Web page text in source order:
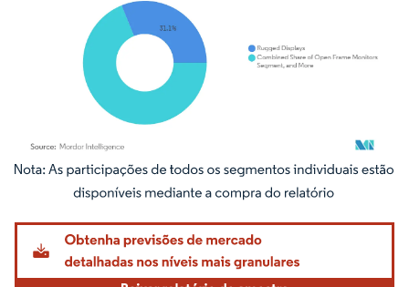
Imagem © Mordor Intelligence. O reuso requer atribuição conforme CC BY 4.0.